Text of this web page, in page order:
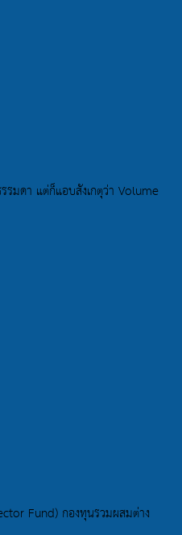
รมดา แต่ก็แอบสังเกตุว่า Volume
Fund) กองทุนรวมผสมต่าง